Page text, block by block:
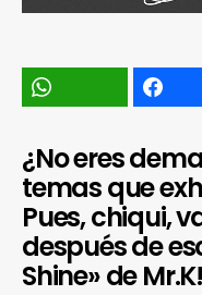
¿No eres
temas que
Pues, chiqui,
después de
Shine» de Mr.K!